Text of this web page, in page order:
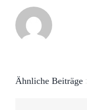
Ähnliche Beiträge